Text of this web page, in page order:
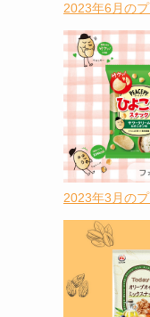
2023年6月の
2023年3月の